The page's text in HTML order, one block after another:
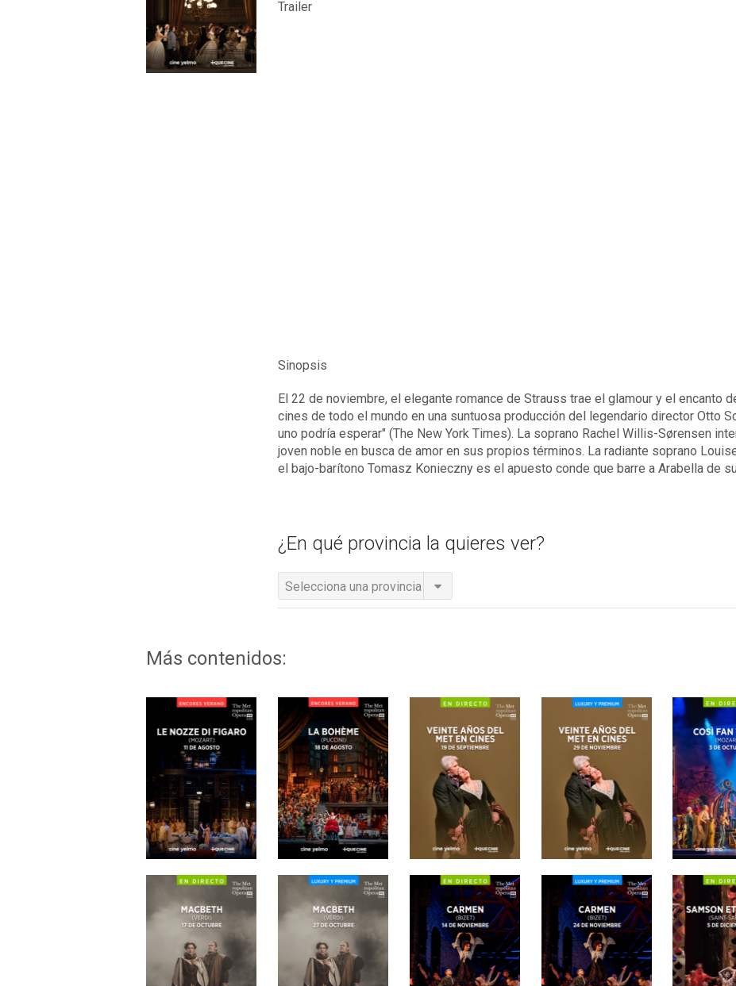
Trailer
Sinopsis
El 22 de noviembre, el elegante romance de Strauss trae el glamour y el encanto
cines de todo el mundo en una suntuosa producción del legendario director Otto
uno podría esperar" (The New York Times). La soprano Rachel Willis-Sørensen
joven noble en busca de amor en sus propios términos. La radiante soprano
el bajo-barítono Tomasz Konieczny es el apuesto conde que barre a Arabella de
¿En qué provincia la quieres ver?
Selecciona una provincia
Más contenidos: